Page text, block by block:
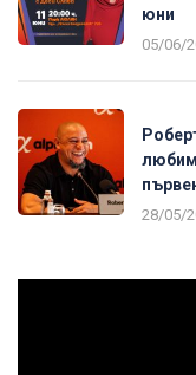
юни
05/06/
28/05/